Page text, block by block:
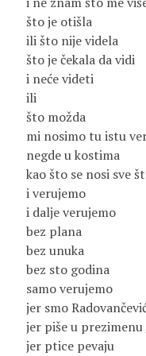
što je otišla
ili što nije videla
što je čekala da vidi
i neće videti
ili
što možda
mi nosimo tu istu
negde u kostima
kao što se nosi sve
i verujemo
i dalje verujemo
bez plana
bez unuka
bez sto godina
samo verujemo
jer smo
jer piše u prezimenu
jer ptice pevaju